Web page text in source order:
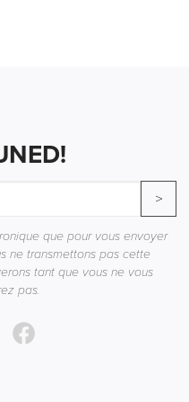
>
que pour vous envoyer
ne transmettons pas cette
tant que vous ne vous
pas.